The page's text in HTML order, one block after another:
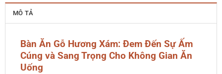
MÔ TẢ
Bàn Ăn Gỗ Hương Xám: Đem Đến Sự Ấm
Cúng và Sang Trọng Cho Không Gian Ăn
Uống